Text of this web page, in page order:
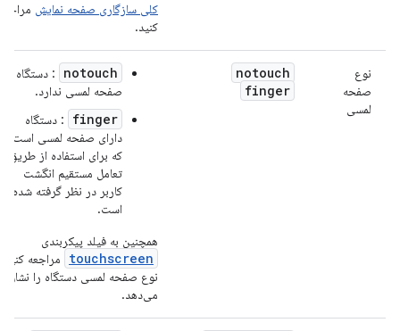
کلی سازگاری صفحه نمایش
کنید.
نوع
صفحه
لمسی
notouch
finger
notouch
: دستگاه
صفحه لمسی ندارد.
finger
: دستگاه
دارای صفحه لمسی است
که برای استفاده از طریق
تعامل مستقیم انگشت
کاربر در نظر گرفته شده
است.
همچنین به فیلد پیکربندی
touchscreen
مراجعه کنید
نوع صفحه لمسی دستگاه را نشان
می‌دهد.